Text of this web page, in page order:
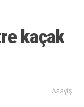
kaçak
Asayiş